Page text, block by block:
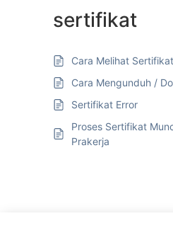
sertifikat
Cara Melihat Sertifikat
Cara Mengunduh /
Sertifikat Error
Proses Sertifikat
Prakerja